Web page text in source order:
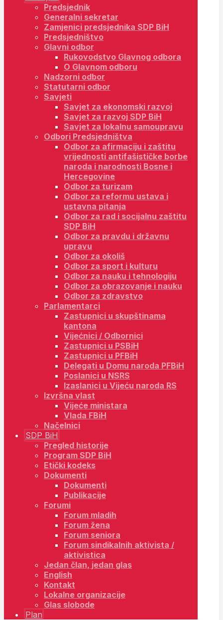
Predsjednik
Generalni sekretar
Zamjenici predsjednika SDP BiH
Predsjedništvo
Glavni odbor
Rukovodstvo Glavnog odbora
O Glavnom odboru
Nadzorni odbor
Statutarni odbor
Savjeti
Savjet za ekonomski razvoj
Savjet za razvoj SDP BiH
Savjet za lokalnu samoupravu
Odbori Predsjedništva
Odbor za afirmaciju i zaštitu
vrijednosti antifašističke borbe
naroda i narodnosti Bosne i
Hercegovine
Odbor za turizam
Odbor za reformu ustava i
ustavna pitanja
Odbor za rad i socijalnu zaštitu
SDP BiH
Odbor za pravdu i državnu
upravu
Odbor za okoliš
Odbor za sport i kulturu
Odbor za nauku i tehnologiju
Odbor za obrazovanje i nauku
Odbor za zdravstvo
Parlamentarci
Zastupnici u skupštinama
kantona
Vijećnici / Odbornici
Zastupnici u PSBiH
Zastupnici u PFBiH
Delegati u Domu naroda PFBiH
Poslanici u NSRS
Izaslanici u Vijeću naroda RS
Izvršna vlast
Vijeće ministara
Vlada FBiH
Načelnici
SDP BiH
Pregled historije
Program SDP BiH
Etički kodeks
Dokumenti
Dokumenti
Publikacije
Forumi
Forum mladih
Forum žena
Forum seniora
Forum sindikalnih aktivista /
aktivistica
Jedan član, jedan glas
English
Kontakt
Lokalne organizacije
Glas slobode
Plan